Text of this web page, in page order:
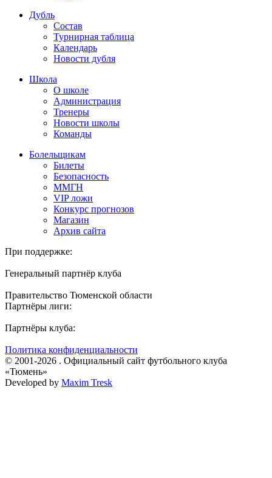
Дубль
Состав
Турнирная таблица
Календарь
Новости дубля
Школа
О школе
Администрация
Тренеры
Новости школы
Команды
Болельщикам
Билеты
Безопасность
ММГН
VIP ложи
Конкурс прогнозов
Магазин
Архив сайта
При поддержке:
Генеральный партнёр клуба
Правительство Тюменской области
Партнёры лиги:
Партнёры клуба:
Политика конфиденциальности
© 2001-2026 . Официальный сайт футбольного клуба
«Тюмень»
Developed by Maxim Tresk